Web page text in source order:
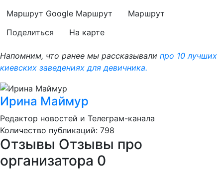
Маршрут Google Маршрут
Маршрут
Поделиться
На карте
Напомним, что ранее мы рассказывали про 10 лучших
киевских заведениях для девичника.
Ирина Маймур
Редактор новостей и Телеграм-канала
Количество публикаций: 798
Отзывы Отзывы про
организатора 0